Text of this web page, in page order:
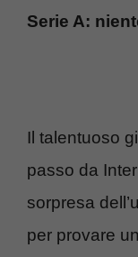
Serie A:
Il talentuoso
passo da
sorpresa
per provare